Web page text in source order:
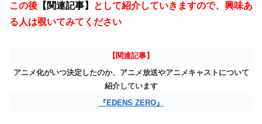
この後 【関連記事】
として紹介していきますので、興味あ
る人は覗いてみてください
【関連記事】
アニメ化がいつ決定したのか、アニメ放送やアニメキャストについて
紹介しています
『EDENS ZERO』